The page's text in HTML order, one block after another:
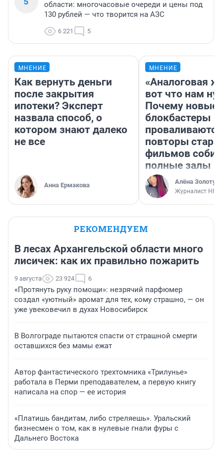
области: многочасовые очереди и цены под
130 рублей — что творится на АЗС
6 221 5
МНЕНИЕ
Как вернуть деньги
после закрытия
ипотеки? Эксперт
назвала способ, о
котором знают далеко
не все
Анна Ермакова
МНЕНИЕ
«Аналоговая
вот что нам
Почему новые
блокбастеры
повторы
фильмов
полные залы
Алёна
Журналист НГС
РЕКОМЕНДУЕМ
В лесах Архангельской области много
лисичек: как их правильно пожарить
9 августа 23 924 6
«Протянуть руку помощи»: незрячий парфюмер
создал «уютный» аромат для тех, кому страшно, — он
уже увековечил в духах Новосибирск
В Волгограде пытаются спасти от страшной смерти
оставшихся без мамы ежат
Автор фантастического трехтомника «Трилунье»
работала в Перми преподавателем, а первую книгу
написала на спор — ее история
«Платишь бандитам, либо стреляешь». Уральский
бизнесмен о том, как в нулевые гнали фуры с
Дальнего Востока